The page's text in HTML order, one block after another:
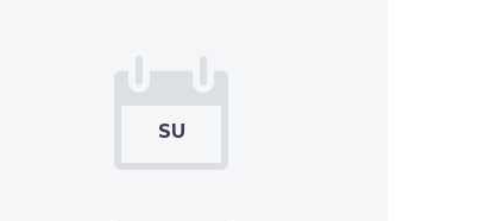
SU

